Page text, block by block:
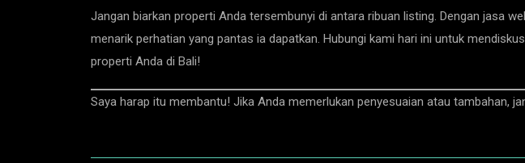
Jangan biarkan properti Anda tersembunyi di antara ribuan listing. Dengan jasa
menarik perhatian yang pantas ia dapatkan. Hubungi kami hari ini untuk
properti Anda di Bali!
Saya harap itu membantu! Jika Anda memerlukan penyesuaian atau tambahan,